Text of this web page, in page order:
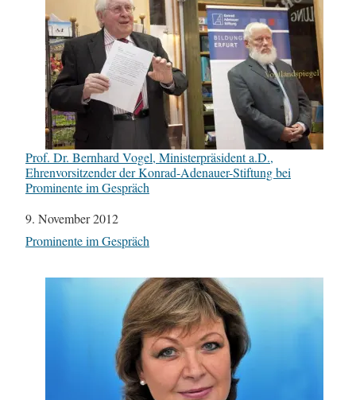
Prof. Dr. Bernhard Vogel, Ministerpräsident a.D.,
Ehrenvorsitzender der Konrad-Adenauer-Stiftung bei
Prominente im Gespräch
Datum
9. November 2012
In Bezug auf
Prominente im Gespräch